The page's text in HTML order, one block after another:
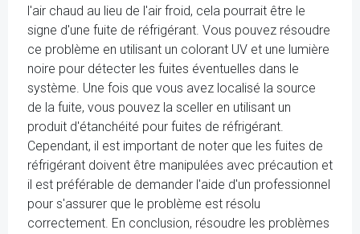
l'air chaud au lieu de l'air froid, cela pourrait être le
signe d'une fuite de réfrigérant. Vous pouvez résoudre
ce problème en utilisant un colorant UV et une lumière
noire pour détecter les fuites éventuelles dans le
système. Une fois que vous avez localisé la source
de la fuite, vous pouvez la sceller en utilisant un
produit d'étanchéité pour fuites de réfrigérant.
Cependant, il est important de noter que les fuites de
réfrigérant doivent être manipulées avec précaution et
il est préférable de demander l'aide d'un professionnel
pour s'assurer que le problème est résolu
correctement. En conclusion, résoudre les problèmes